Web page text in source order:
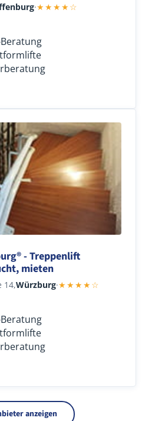
·★★★★☆
- Treppenlift
mieten
14,Würzburg·★★★★☆
anzeigen